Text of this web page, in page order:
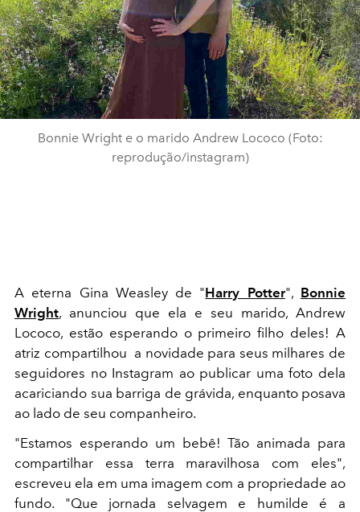
Bonnie Wright e o marido Andrew Lococo (Foto:
reprodução/instagram)
A eterna Gina Weasley de "Harry Potter", Bonnie
Wright, anunciou que ela e seu marido, Andrew
Lococo, estão esperando o primeiro filho deles! A
atriz compartilhou a novidade para seus milhares de
seguidores no Instagram ao publicar uma foto dela
acariciando sua barriga de grávida, enquanto posava
ao lado de seu companheiro.
"Estamos esperando um bebê! Tão animada para
compartilhar essa terra maravilhosa com eles",
escreveu ela em uma imagem com a propriedade ao
fundo. "Que jornada selvagem e humilde é a